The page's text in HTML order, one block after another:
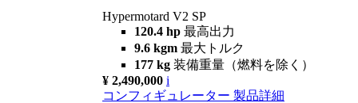
Hypermotard V2 SP
120.4 hp 最高出力
9.6 kgm 最大トルク
177 kg 装備重量（燃料を除く）
¥ 2,490,000 i
コンフィギュレーター 製品詳細